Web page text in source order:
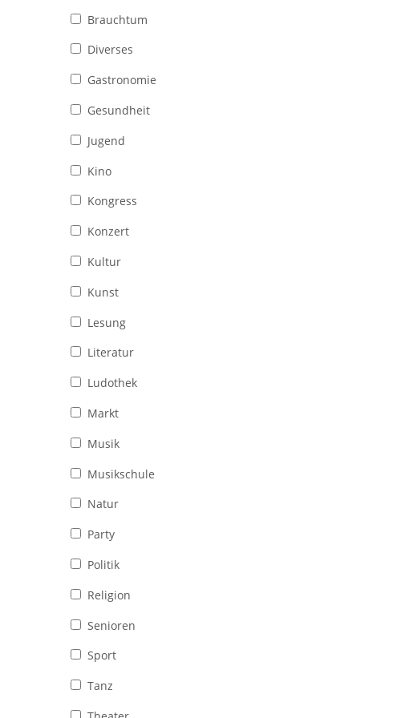
Brauchtum
Diverses
Gastronomie
Gesundheit
Jugend
Kino
Kongress
Konzert
Kultur
Kunst
Lesung
Literatur
Ludothek
Markt
Musik
Musikschule
Natur
Party
Politik
Religion
Senioren
Sport
Tanz